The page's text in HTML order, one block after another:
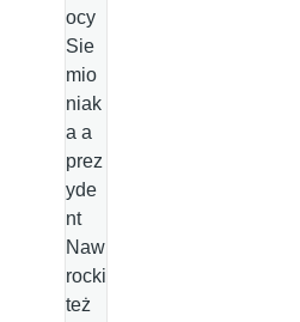
ocy
Sie
mio
niak
a a
prez
yde
nt
Naw
rocki
też